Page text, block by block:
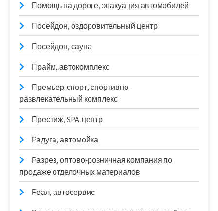
Помощь на дороге, эвакуация автомобилей
Посейдон, оздоровительный центр
Посейдон, сауна
Прайм, автокомплекс
Премьер-спорт, спортивно-
развлекательный комплекс
Престиж, SPA-центр
Радуга, автомойка
Разрез, оптово-розничная компания по
продаже отделочных материалов
Реал, автосервис